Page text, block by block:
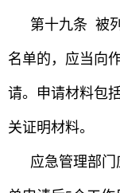
第十九条 被
名单的，应当向
请。申请材料包
关证明材料。
应急管理部